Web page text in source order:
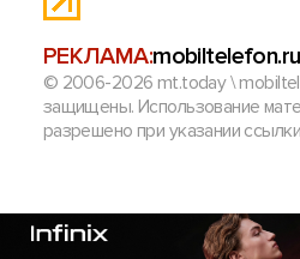
РЕКЛАМА:
© 2006-2026 mt.today \
защищены. Использование
разрешено при указании